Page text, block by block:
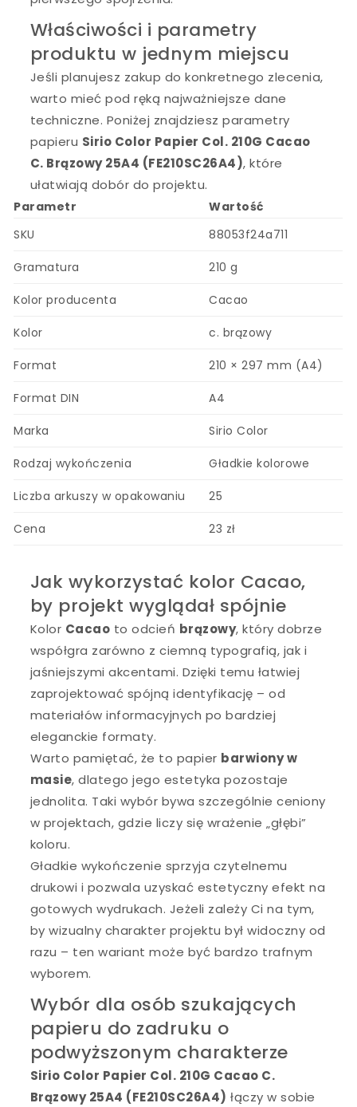
Właściwości i parametry
produktu w jednym miejscu
Jeśli planujesz zakup do konkretnego zlecenia,
warto mieć pod ręką najważniejsze dane
techniczne. Poniżej znajdziesz parametry
papieru Sirio Color Papier Col. 210G Cacao
C. Brązowy 25A4 (FE210SC26A4), które
ułatwiają dobór do projektu.
Parametr
Wartość
SKU
88053f24a711
Gramatura 210 g
Kolor producenta Cacao
Kolor c. brązowy
Format 210 × 297 mm (A4)
Format DIN A4
Marka Sirio Color
Rodzaj wykończenia Gładkie kolorowe
Liczba arkuszy w opakowaniu 25
Cena 23 zł
Jak wykorzystać kolor Cacao,
by projekt wyglądał spójnie
Kolor Cacao to odcień brązowy, który dobrze
współgra zarówno z ciemną typografią, jak i
jaśniejszymi akcentami. Dzięki temu łatwiej
zaprojektować spójną identyfikację – od
materiałów informacyjnych po bardziej
eleganckie formaty.
Warto pamiętać, że to papier barwiony w
masie, dlatego jego estetyka pozostaje
jednolita. Taki wybór bywa szczególnie ceniony
w projektach, gdzie liczy się wrażenie „głębi”
koloru.
Gładkie wykończenie sprzyja czytelnemu
drukowi i pozwala uzyskać estetyczny efekt na
gotowych wydrukach. Jeżeli zależy Ci na tym,
by wizualny charakter projektu był widoczny od
razu – ten wariant może być bardzo trafnym
wyborem.
Wybór dla osób szukających
papieru do zadruku o
podwyższonym charakterze
Sirio Color Papier Col. 210G Cacao C.
Brązowy 25A4 (FE210SC26A4) łączy w sobie